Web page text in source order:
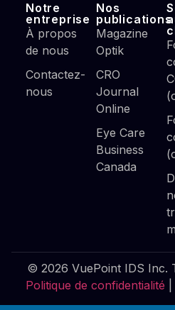
Notre
entreprise
À propos
de nous
Contactez-
nous
Nos
publications
Magazine
Optik
CRO
Journal
Online
Eye Care
Business
Canada
© 2026 VuePoint IDS Inc.
Politique de confidentialité